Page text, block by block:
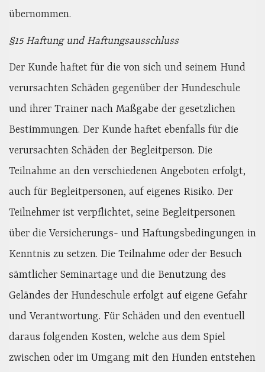
übernommen.
§15 Haftung und Haftungsausschluss
Der Kunde haftet für die von sich und seinem Hund
verursachten Schäden gegenüber der Hundeschule
und ihrer Trainer nach Maßgabe der gesetzlichen
Bestimmungen. Der Kunde haftet ebenfalls für die
verursachten Schäden der Begleitperson. Die
Teilnahme an den verschiedenen Angeboten erfolgt,
auch für Begleitpersonen, auf eigenes Risiko. Der
Teilnehmer ist verpflichtet, seine Begleitpersonen
über die Versicherungs- und Haftungsbedingungen in
Kenntnis zu setzen. Die Teilnahme oder der Besuch
sämtlicher Seminartage und die Benutzung des
Geländes der Hundeschule erfolgt auf eigene Gefahr
und Verantwortung. Für Schäden und den eventuell
daraus folgenden Kosten, welche aus dem Spiel
zwischen oder im Umgang mit den Hunden entstehen